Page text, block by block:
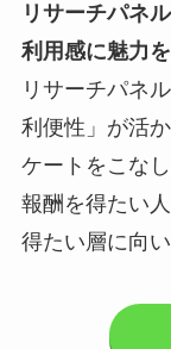
リサーチパネ
利用感に魅力
リサーチパネ
利便性」が活
ケートをこな
報酬を得たい
得たい層に向い